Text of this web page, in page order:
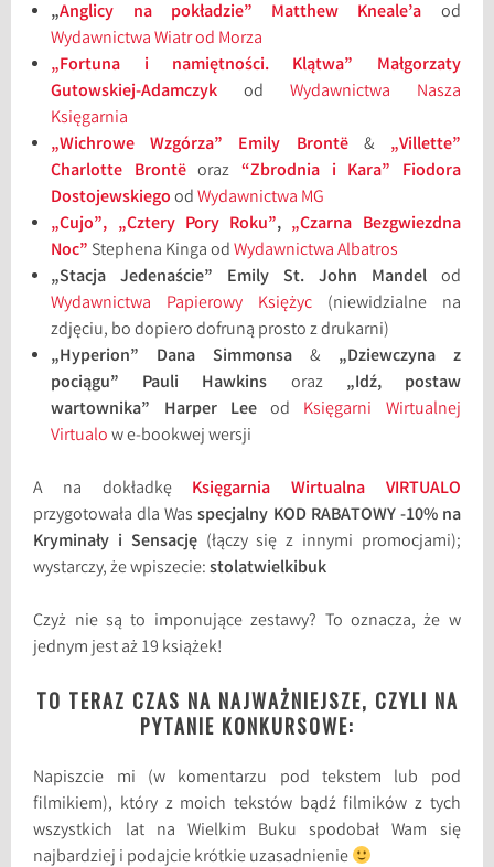
„Anglicy na pokładzie” Matthew Kneale’a od
Wydawnictwa Wiatr od Morza
„Fortuna i namiętności. Klątwa” Małgorzaty
Gutowskiej-Adamczyk od Wydawnictwa Nasza
Księgarnia
„Wichrowe Wzgórza” Emily Brontë
& „Villette”
Charlotte Brontë oraz“Zbrodnia i Kara” Fiodora
DostojewskiegoodWydawnictwa MG
„Cujo”, „Cztery Pory Roku”, „Czarna Bezgwiezdna
Noc” Stephena KingaodWydawnictwa Albatros
„Stacja Jedenaście” Emily St. John Mandelod
Wydawnictwa Papierowy Księżyc (niewidzialne na
zdjęciu, bo dopiero dofruną prosto z drukarni)
„Hyperion” Dana Simmonsa & „Dziewczyna z
pociągu” Pauli Hawkins oraz „Idź, postaw
wartownika” Harper Leeod Księgarni Wirtualnej
Virtualow e-bookwej wersji
A na dokładkę Księgarnia Wirtualna VIRTUALO
przygotowała dla Wasspecjalny KOD RABATOWY -10% na
Kryminały i Sensację(łączy się z innymi promocjami);
wystarczy, że wpiszecie:stolatwielkibuk
Czyż nie są to imponujące zestawy? To oznacza, że w
jednym jest aż 19 książek!
TO TERAZ CZAS NA NAJWAŻNIEJSZE, CZYLI NA
PYTANIE KONKURSOWE:
Napiszcie mi (w komentarzu pod tekstem lub pod
filmikiem), który z moich tekstów bądź filmików z tych
wszystkich lat na Wielkim Buku spodobał Wam się
najbardziej i podajcie krótkie uzasadnienie